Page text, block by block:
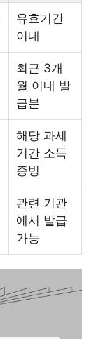
유효기간
이내
최근 3개
월 이내 발
급분
해당 과세
기간 소득
증빙
관련 기관
에서 발급
가능